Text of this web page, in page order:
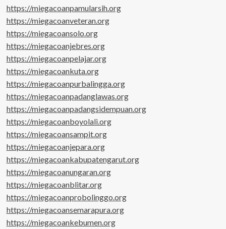
https://miegacoanpamularsih.org
https://miegacoanveteran.org
https://miegacoansolo.org
https://miegacoanjebres.org
https://miegacoanpelajar.org
https://miegacoankuta.org
https://miegacoanpurbalingga.org
https://miegacoanpadanglawas.org
https://miegacoanpadangsidempuan.org
https://miegacoanboyolali.org
https://miegacoansampit.org
https://miegacoanjepara.org
https://miegacoankabupatengarut.org
https://miegacoanungaran.org
https://miegacoanblitar.org
https://miegacoanprobolinggo.org
https://miegacoansemarapura.org
https://miegacoankebumen.org